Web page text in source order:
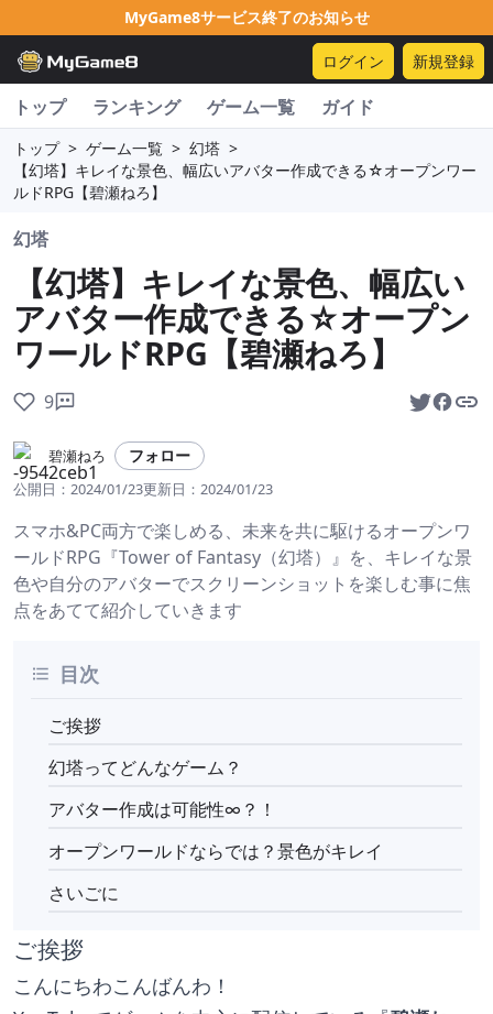
MyGame8サービス終了のお知らせ
ログイン 新規登録
トップ ランキング ゲーム一覧 ガイド
トップ > ゲーム一覧 > 幻塔 >
【幻塔】キレイな景色、幅広いアバター作成できる☆オープンワー
ルドRPG【碧瀬ねろ】
幻塔
【幻塔】キレイな景色、幅広い
アバター作成できる☆オープン
ワールドRPG【碧瀬ねろ】
9
碧瀬ねろ フォロー
公開日： 2024/01/23更新日： 2024/01/23
スマホ&PC両方で楽しめる、未来を共に駆けるオープンワ
ールドRPG『Tower of Fantasy（幻塔）』を、キレイな景
色や自分のアバターでスクリーンショットを楽しむ事に焦
点をあてて紹介していきます
目次
ご挨拶
幻塔ってどんなゲーム？
アバター作成は可能性∞？！
オープンワールドならでは？景色がキレイ
さいごに
ご挨拶
こんにちわこんばんわ！